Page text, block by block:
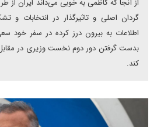
از آنجا که کاظمی به خوبی می‌داند ایران
گردان اصلی و تاثیرگذار در انتخابات
اطلاعات به بیرون درز کرده در سفر خود
بدست گرفتن دور دوم نخست وزیری در
کند.